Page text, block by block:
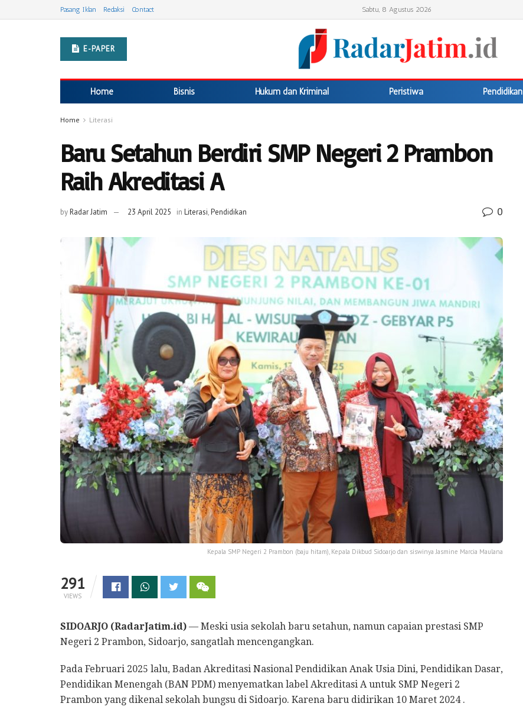
Pasang Iklan Redaksi Contact Sabtu, 8 Agustus 2026
E-PAPER
Home Bisnis Hukum dan Kriminal Peristiwa Pendidikan
Home Literasi
Baru Setahun Berdiri SMP Negeri 2 Prambon
Raih Akreditasi A
byRadar Jatim 23 April 2025 in Literasi,Pendidikan 0
Kepala SMP Negeri 2 Prambon (baju hitam), Kepala Dikbud Sidoarjo dan siswinya Jasmine Marcia Maulana
291
VIEWS
SIDOARJO (RadarJatim.id) — Meski usia sekolah baru setahun, namun capaian prestasi SMP
Negeri 2 Prambon, Sidoarjo, sangatlah mencengangkan.
Pada Februari 2025 lalu, Badan Akreditasi Nasional Pendidikan Anak Usia Dini, Pendidikan Dasar,
Pendidikan Menengah (BAN PDM) menyematkan label Akreditasi A untuk SMP Negeri 2
Prambon yang dikenal sekolah bungsu di Sidoarjo. Karena baru didirikan 10 Maret 2024 .